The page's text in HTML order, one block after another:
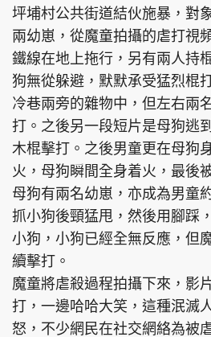
頭條搵工 EDUPLUS
關於我們
聯絡我們
隱私政策聲明
使用條款
版權及免
Copyright © 東周網 版權所有 . 不
©Eastweek.com.hk. All rights
坪埔村公共街道結伙施暴，對
兩幼崽，從魔童拍攝的虐打視
鐵線在地上拖行，另有兩人持
狗無從躲避，默默承受猛烈棍
冷巷兩旁的雜物中，但左右兩
打。之後另一段短片是母狗逃
木棍擊打。之後男童更在母狗
火，母狗瞬間全身着火，最後
母狗有兩名幼崽，亦成為男童
抓小狗後頸猛甩，然後用腳踩
小狗，小狗已經全無反應，但
續擊打。
魔童將虐殺過程拍攝下來，影
打，一邊哈哈大笑，這種泯滅
怒，不少網民在社交網絡為被